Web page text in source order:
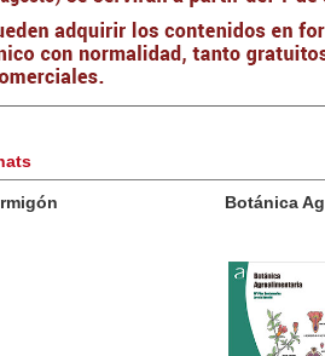
Agroalimentaria